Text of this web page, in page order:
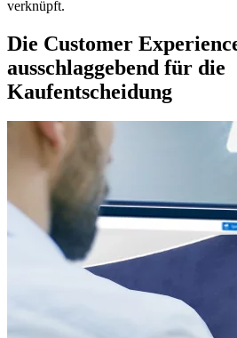
verknüpft.
Die Customer
ausschlaggebend für die
Kaufentscheidung